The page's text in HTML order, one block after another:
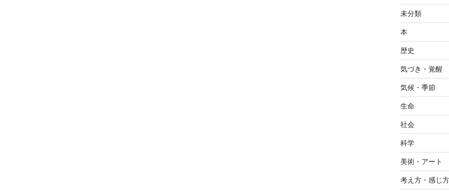
未分類
本
歴史
気づき・覚醒
気候・季節
生命
社会
科学
美術・アート
考え方・感じ方